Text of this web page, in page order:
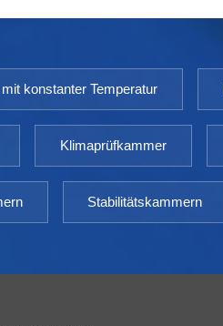
konstanter Temperatur
Klimaprüfkammer
Stabilitätskammern